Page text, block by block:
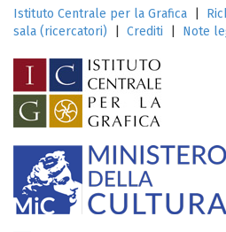
Istituto Centrale per la Grafica
sala (ricercatori)
Crediti Note